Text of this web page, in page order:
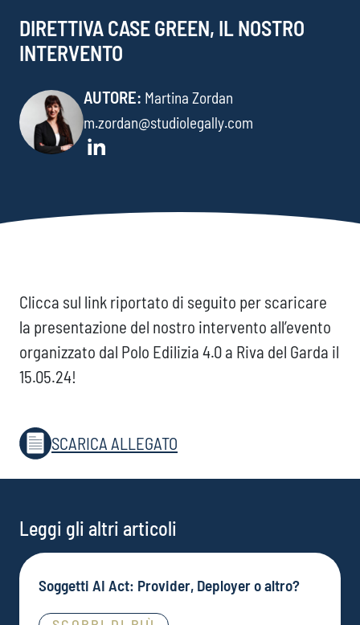
DIRETTIVA CASE GREEN, IL NOSTRO
INTERVENTO
AUTORE: Martina Zordan
m.zordan@studiolegally.com
Clicca sul link riportato di seguito per scaricare
la presentazione del nostro intervento all’evento
organizzato dal Polo Edilizia 4.0 a Riva del Garda il
15.05.24!
SCARICA ALLEGATO
Leggi gli altri articoli
Soggetti AI Act: Provider, Deployer o altro?